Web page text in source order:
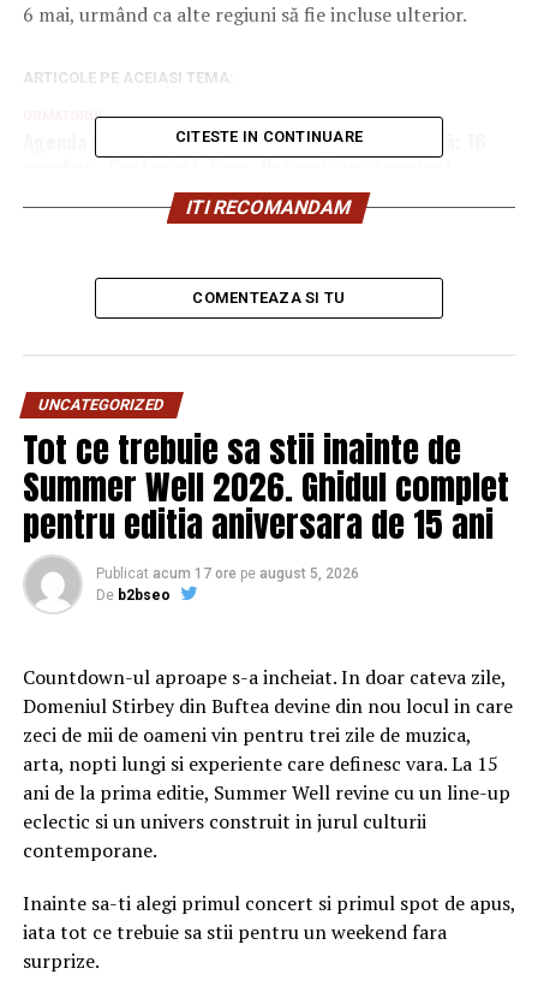
6 mai, urmând ca alte regiuni să fie incluse ulterior.
ARTICOLE PE ACEIASI TEMA:
URMATORUL
Agenda GPeC SUMMIT 26 Mai 2026 este publicată: 16
speakeri, Conferință, Expo, Networking și content
practic despre ce funcționează acum și ce urmează în E-
Commerce & Digital Marketing
STUDIU: Trei din zece români nu au fost în 2025 la niciun
control de rutină. Alți doi din zece au fost doar la
controlul obligatoriu, de medicina muncii
CITESTE IN CONTINUARE
ITI RECOMANDAM
COMENTEAZA SI TU
UNCATEGORIZED
Tot ce trebuie sa stii inainte de
Summer Well 2026. Ghidul complet
pentru editia aniversara de 15 ani
Publicat acum 17 ore pe august 5, 2026
De b2bseo
Countdown-ul aproape s-a incheiat. In doar cateva zile,
Domeniul Stirbey din Buftea devine din nou locul in care
zeci de mii de oameni vin pentru trei zile de muzica,
arta, nopti lungi si experiente care definesc vara. La 15
ani de la prima editie, Summer Well revine cu un line-up
eclectic si un univers construit in jurul culturii
contemporane.
Inainte sa-ti alegi primul concert si primul spot de apus,
iata tot ce trebuie sa stii pentru un weekend fara
surprize.